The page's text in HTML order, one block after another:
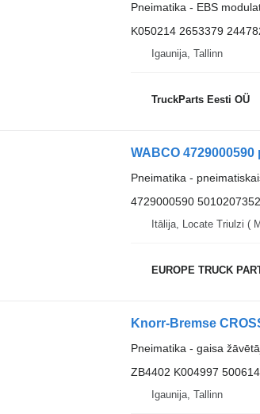
Pneimatika - EBS
K050214 2653379
Igaunija, Tallinn
TruckParts Eesti OÜ
WABCO
Pneimatika -
4729000590 5010207352
Itālija, Locate Triulzi (
EUROPE TRUCK
Pneimatika - gaisa
ZB4402 K004997
Igaunija, Tallinn